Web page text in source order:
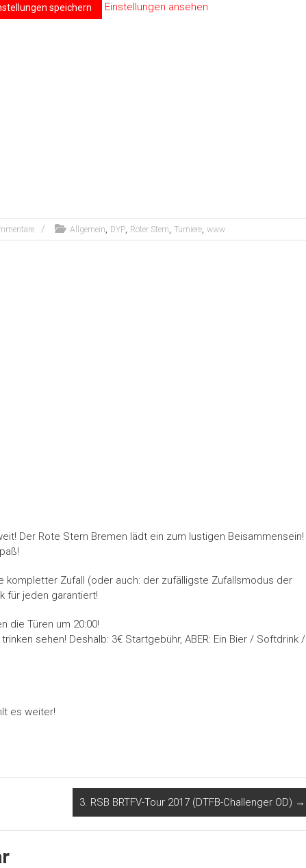
speichern Einstellungen ansehen
Allgemein, DYP, Roter Stern, Turniere, www
Der Rote Stern Bremen lädt ein zum lustigen Beisammensein!
kompletter Zufall (oder auch: der zufälligste Zufallsmodus der
für jeden garantiert!
die Türen um 20:00!
sehen! Deshalb: 3€ Startgebühr, ABER: Ein Bier / Softdrink /
es weiter!
3. RSB BRTFV-Tour 2017 (DTFB-Challenger OD) →